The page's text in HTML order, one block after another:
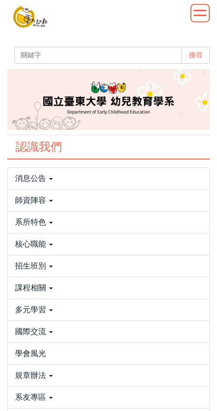
搜尋
認識我們
消息公告
師資陣容
系所特色
核心職能
招生班別
課程相關
多元學習
國際交流
學會風光
規章辦法
系友專區